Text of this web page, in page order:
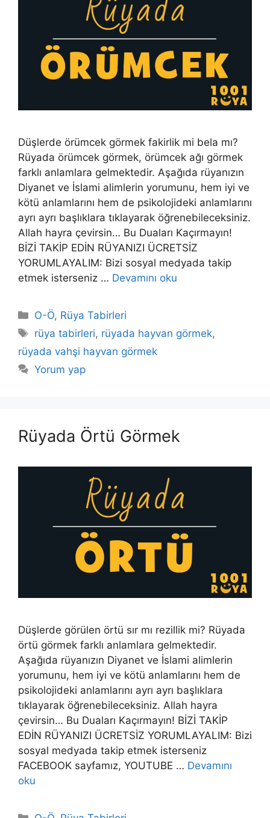
Düşlerde örümcek görmek fakirlik mi bela mı?
Rüyada örümcek görmek, örümcek ağı görmek
farklı anlamlara gelmektedir. Aşağıda rüyanızın
Diyanet ve İslami alimlerin yorumunu, hem iyi ve
kötü anlamlarını hem de psikolojideki anlamlarını
ayrı ayrı başlıklara tıklayarak öğrenebileceksiniz.
Allah hayra çevirsin… Bu Duaları Kaçırmayın!
BİZİ TAKİP EDİN RÜYANIZI ÜCRETSİZ
YORUMLAYALIM: Bizi sosyal medyada takip
etmek isterseniz … Devamını oku
Kategoriler
O-Ö, Rüya Tabirleri
Etiketler
rüya tabirleri, rüyada hayvan görmek,
rüyada vahşi hayvan görmek
Yorum yap
Rüyada Örtü Görmek
Düşlerde görülen örtü sır mı rezillik mi? Rüyada
örtü görmek farklı anlamlara gelmektedir.
Aşağıda rüyanızın Diyanet ve İslami alimlerin
yorumunu, hem iyi ve kötü anlamlarını hem de
psikolojideki anlamlarını ayrı ayrı başlıklara
tıklayarak öğrenebileceksiniz. Allah hayra
çevirsin… Bu Duaları Kaçırmayın! BİZİ TAKİP
EDİN RÜYANIZI ÜCRETSİZ YORUMLAYALIM: Bizi
sosyal medyada takip etmek isterseniz
FACEBOOK sayfamız, YOUTUBE … Devamını
oku